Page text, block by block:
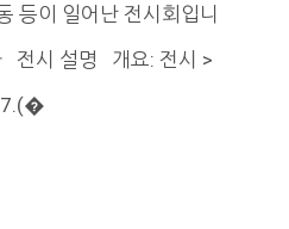
등이 일어난 전시회입니
전시 설명 개요: 전시 >